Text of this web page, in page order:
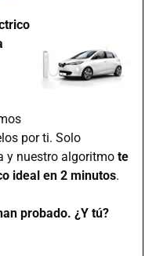
por ti. Solo
y nuestro algoritmo te
ideal en 2 minutos.
probado. ¿Y tú?